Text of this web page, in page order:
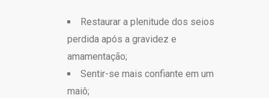
Restaurar a plenitude dos seios
perdida após a gravidez e
amamentação;
Sentir-se mais confiante em um
maiô;